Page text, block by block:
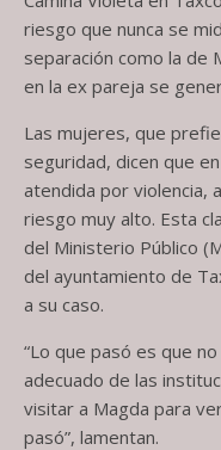
riesgo que nunca se
separación como la
en la ex pareja se
Las mujeres, que
seguridad, dicen que
atendida por violencia,
riesgo muy alto. Esta
del Ministerio Público
del ayuntamiento de
a su caso.
“Lo que pasó es que
adecuado de las
visitar a Magda para
pasó”, lamentan.